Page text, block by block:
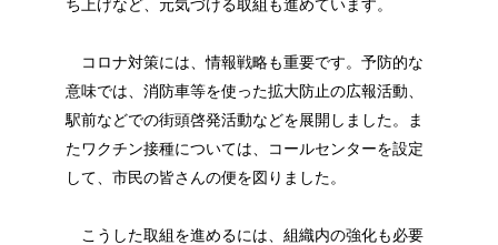
ち上げなど、元気づける取組も進めています。
コロナ対策には、情報戦略も重要です。予防的な
意味では、消防車等を使った拡大防止の広報活動、
駅前などでの街頭啓発活動などを展開しました。ま
たワクチン接種については、コールセンターを設定
して、市民の皆さんの便を図りました。
こうした取組を進めるには、組織内の強化も必要